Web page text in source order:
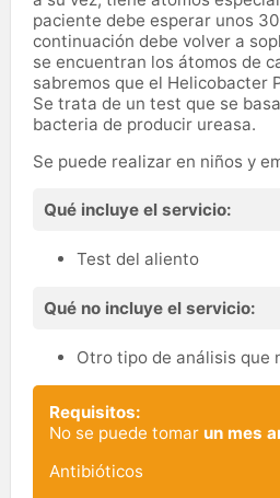
paciente debe esperar unos
continuación debe volver a
se encuentran los átomos de
sabremos que el Helicobacter
Se trata de un test que se
bacteria de producir ureasa.
Se puede realizar en niños y
Qué incluye el servicio:
Test del aliento
Qué no incluye el servicio:
Otro tipo de análisis que
Requisitos:
No se puede tomar un mes
Antibióticos